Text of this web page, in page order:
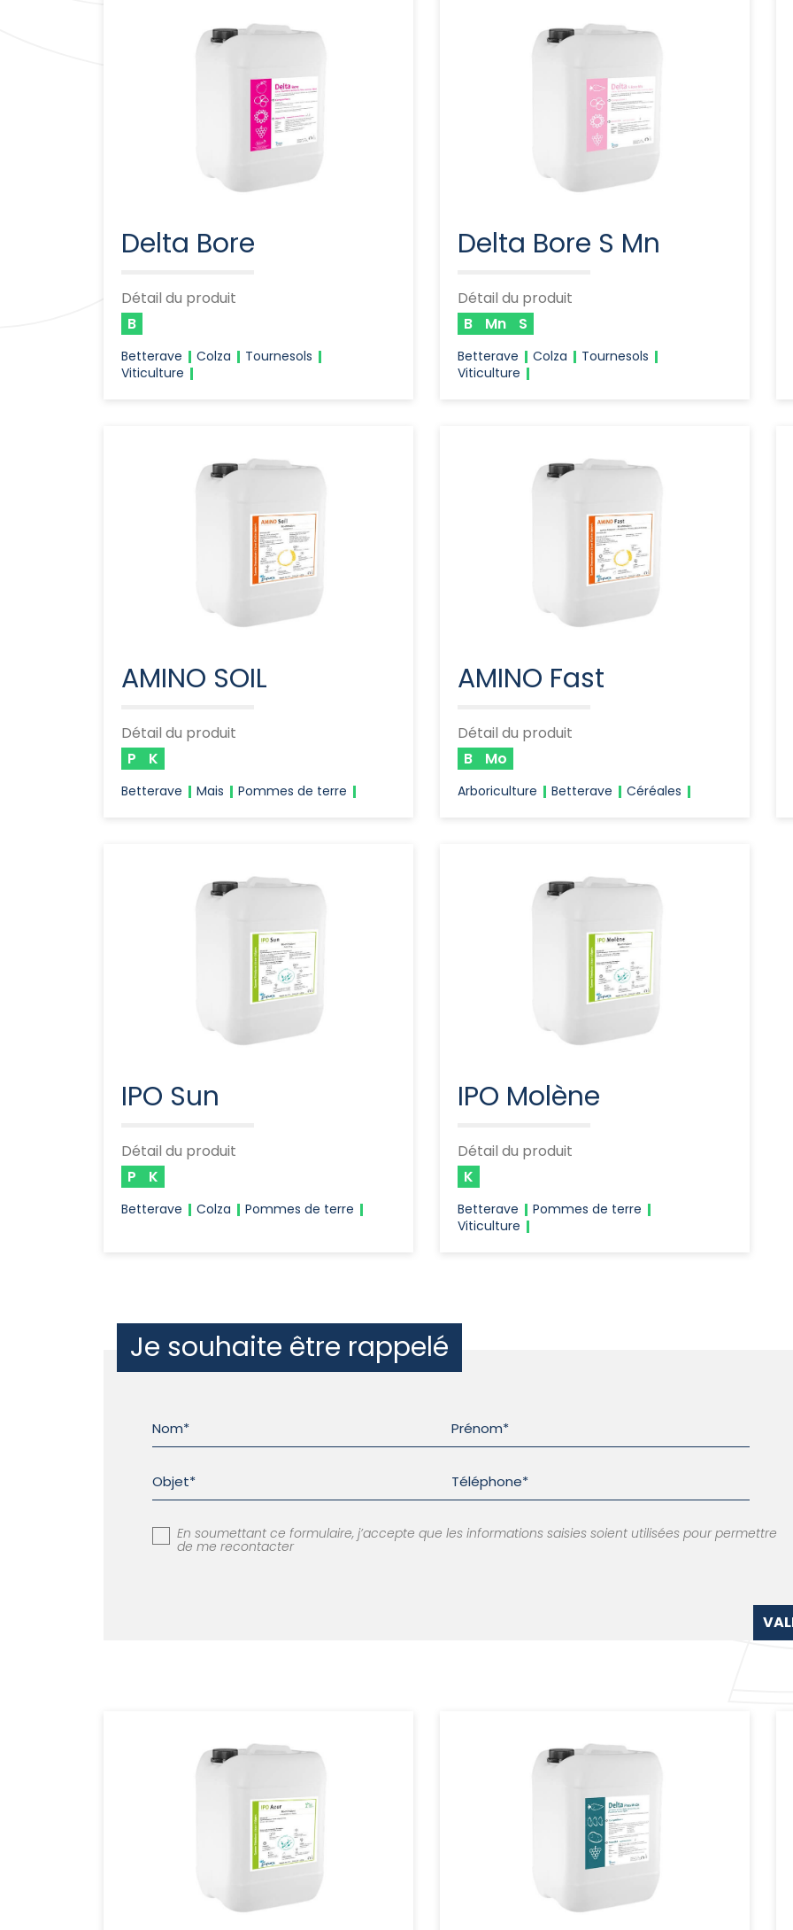
Delta Bore
Détail du produit
B
Betterave Colza
Tournesols
Viticulture
Delta Bore S Mn
Détail du produit
B
Mn S
Betterave Colza
Tournesols
Viticulture
AMINO SOIL
Détail du produit
P
K
Betterave Mais Pommes de terre
AMINO Fast
Détail du produit
B
Mo
Arboriculture Betterave Céréales
IPO Sun
Détail du produit
P
K
Betterave Colza Pommes de terre
IPO Molène
Détail du produit
K
Betterave
Pommes de terre
Viticulture
Je souhaite être rappelé
En soumettant ce formulaire, j’accepte que les informations saisies soient utilisées pour permettre
de me recontacter